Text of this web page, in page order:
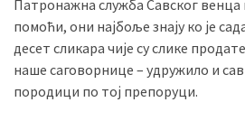
Патронажна служба Савског венца
помоћи, они најбоље знају ко је
десет сликара чије су слике
наше саговорнице – удружило и сав
породици по тој препоруци.